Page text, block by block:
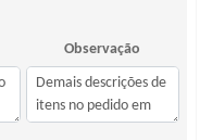
Observação